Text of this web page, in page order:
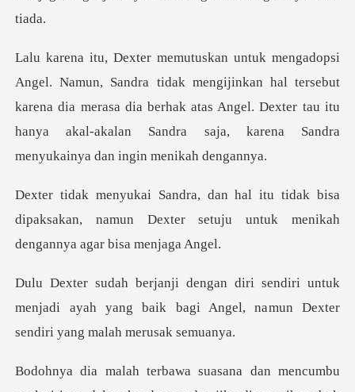
ngijinkan hal tersebut
karena dia merasa dia berhak atas Angel. Dexter tau itu
ha
dak bisa
dipaksakan, namun Dexter setuju unt
i untuk
menjadi ayah yang baik bagi Angel, na